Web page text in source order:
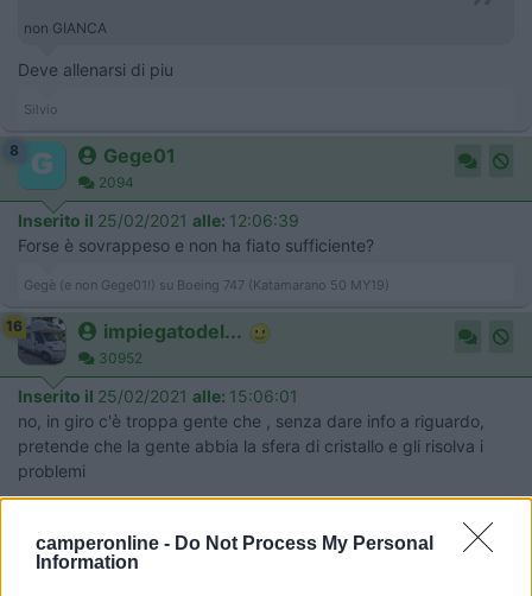
camperonline - Do Not Process My Personal
Information
non GIANCA
Deve allenarsi di piu
Silvio
8 Gege01
2094
Inserito il 25/02/2021 alle: 12:06:39
Forse è sovrappeso e non ha fiato sufficiente?
Gegè (e non Gege01!) su Boeing 747 (Katamarano 50 MY19)
16 impiegatodel...
30952
Inserito il 25/02/2021 alle: 15:06:01
no, in giro c'è troppa gente che , senza dare info a riguardo,
pretende che la gente abbia la sfera di cristallo e gli risolva i
problemi
Silvio